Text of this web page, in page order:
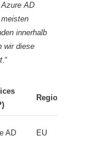
AD
innerhalb
wir diese
.“
Region
AD EU